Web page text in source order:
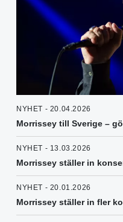
NYHET - 20.04.2026
Morrissey till Sverige –
NYHET - 13.03.2026
Morrissey ställer in
NYHET - 20.01.2026
Morrissey ställer in fler